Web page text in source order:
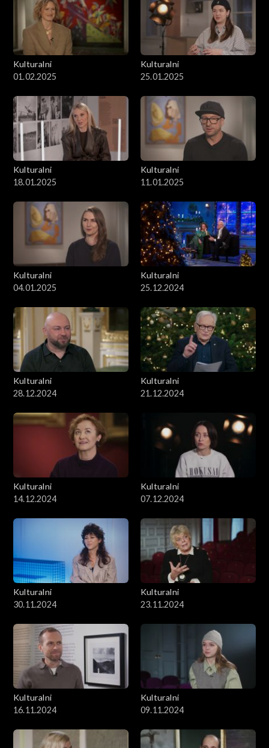
Kulturalni
01.02.2025
Kulturalni
25.01.2025
Kulturalni
18.01.2025
Kulturalni
11.01.2025
Kulturalni
04.01.2025
Kulturalni
25.12.2024
Kulturalni
28.12.2024
Kulturalni
21.12.2024
Kulturalni
14.12.2024
Kulturalni
07.12.2024
Kulturalni
30.11.2024
Kulturalni
23.11.2024
Kulturalni
16.11.2024
Kulturalni
09.11.2024